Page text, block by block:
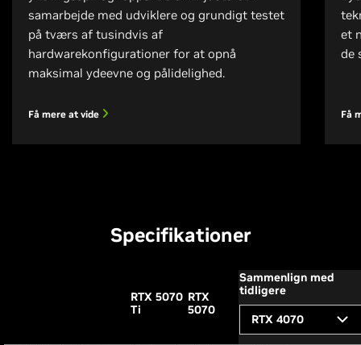
samarbejde med udviklere og grundigt testet
på tværs af tusindvis af
hardwarekonfigurationer for at opnå
maksimal ydeevne og pålidelighed.
Få mere at vide
et
de
Få
Specifikationer
RTX 5070
Ti
RTX
5070
Sammenlign med
tidligere
RTX 4070